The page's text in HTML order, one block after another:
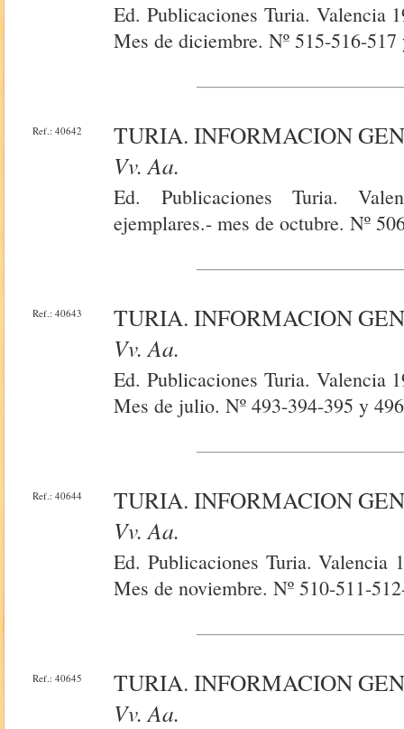
Ed. Publicaciones Turia. Valencia
Mes de diciembre. Nº 515-516-
Ref.: 40642
TURIA. INFORMACION
Vv. Aa.
Ed. Publicaciones Turia.
ejemplares.- mes de octubre. Nº
Ref.: 40643
TURIA. INFORMACION
Vv. Aa.
Ed. Publicaciones Turia. Valencia
Mes de julio. Nº 493-394-395 y
Ref.: 40644
TURIA. INFORMACION
Vv. Aa.
Ed. Publicaciones Turia. Valencia
Mes de noviembre. Nº 510-511-
Ref.: 40645
TURIA. INFORMACION
Vv. Aa.